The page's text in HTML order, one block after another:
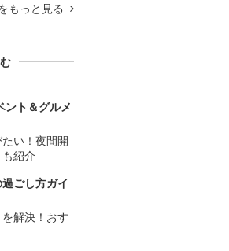
もっと見る
ント＆グルメ
い！夜間開
紹介
ごし方ガイ
を解決！おす